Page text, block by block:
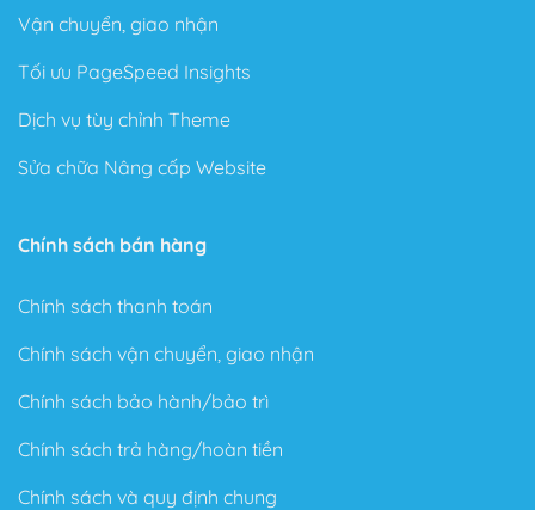
Vận chuyển, giao nhận
Tối ưu PageSpeed Insights
Dịch vụ tùy chỉnh Theme
Sửa chữa Nâng cấp Website
Chính sách bán hàng
Chính sách thanh toán
Chính sách vận chuyển, giao nhận
Chính sách bảo hành/bảo trì
Chính sách trả hàng/hoàn tiền
Chính sách và quy định chung